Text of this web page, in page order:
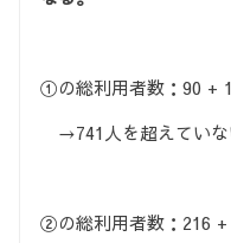
①の総利用者数：90 +
→741人を超えていな
②の総利用者数：216 +